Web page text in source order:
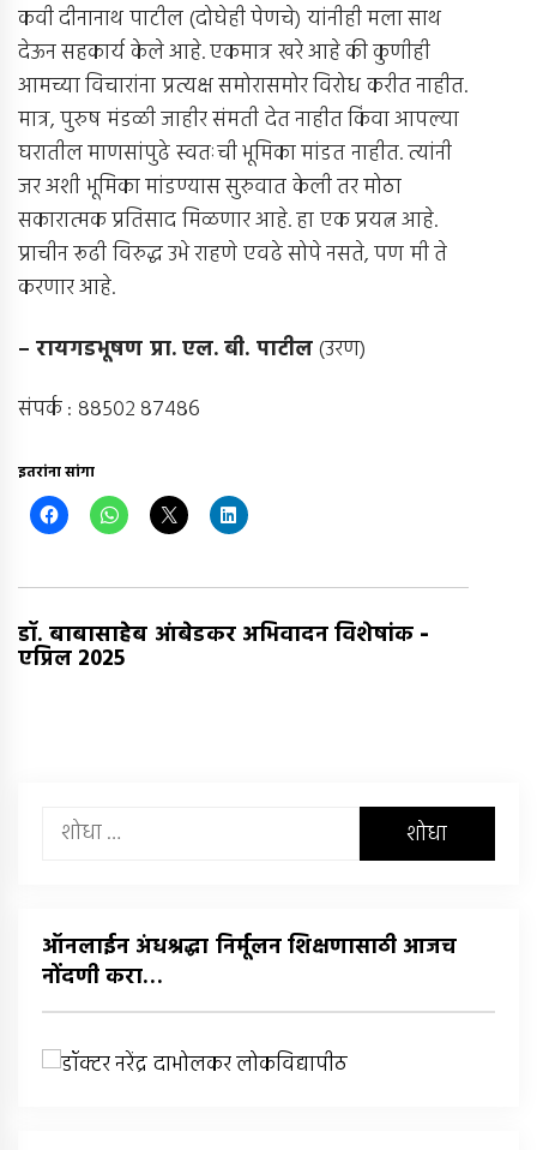
कवी दीनानाथ पाटील (दोघेही पेणचे) यांनीही मला साथ
देऊन सहकार्य केले आहे. एकमात्र खरे आहे की कुणीही
आमच्या विचारांना प्रत्यक्ष समोरासमोर विरोध करीत नाहीत.
मात्र, पुरुष मंडळी जाहीर संमती देत नाहीत किंवा आपल्या
घरातील माणसांपुढे स्वतःची भूमिका मांडत नाहीत. त्यांनी
जर अशी भूमिका मांडण्यास सुरुवात केली तर मोठा
सकारात्मक प्रतिसाद मिळणार आहे. हा एक प्रयत्न आहे.
प्राचीन रूढी विरुद्ध उभे राहणे एवढे सोपे नसते, पण मी ते
करणार आहे.
–रायगडभूषण प्रा.एल.बी. पाटील(उरण)
संपर्क : ८८५०२ ८७४८६
इतरांना सांगा
डॉ. बाबासाहेब आंबेडकर अभिवादन विशेषांक -
एप्रिल 2025
यांचा
ऑनलाईन अंधश्रद्धा निर्मूलन शिक्षणासाठी आजच
नोंदणी करा…